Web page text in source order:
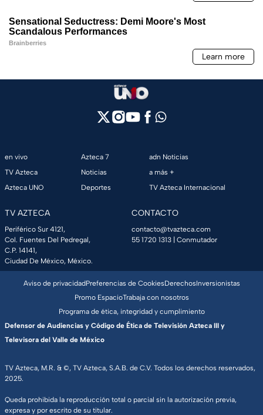
en vivo
TV Azteca
Azteca UNO
Azteca 7
Noticias
Deportes
adn Noticias
a más +
TV Azteca Internacional
TV AZTECA
Periférico Sur 4121,
Col. Fuentes Del Pedregal,
C.P. 14141,
Ciudad De México, México.
CONTACTO
contacto@tvazteca.com
55 1720 1313 | Conmutador
TV Azteca, M.R. & ©, TV Azteca, S.A.B. de C.V. Todos los derechos reservados,
2025.
Queda prohibida la reproducción total o parcial sin la autorización previa,
expresa y por escrito de su titular.
Aviso de privacidadPreferencias de CookiesDerechosInversionistas
Promo EspacioTrabaja con nosotros
Programa de ética, integridad y cumplimiento
Defensor de Audiencias y Código de Ética de Televisión Azteca III y
Televisora del Valle de México